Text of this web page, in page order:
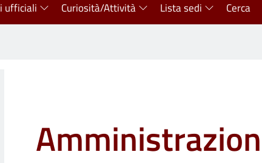
ufficiali Curiosità/Attività Lista sedi Cerca